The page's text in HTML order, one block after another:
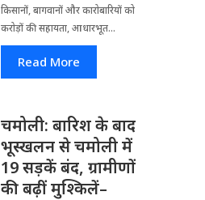
किसानों, बागवानों और कारोबारियों को
करोड़ों की सहायता, आधारभूत...
Read More
चमोली: बारिश के बाद
भूस्खलन से चमोली में
19 सड़कें बंद, ग्रामीणों
की बढ़ीं मुश्किलें–